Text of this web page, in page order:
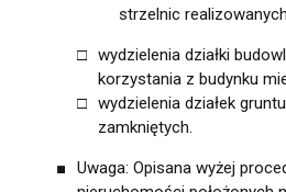
strzelnic
wydzielenia działki
korzystania z budynku
wydzielenia działek
zamkniętych.
Uwaga: Opisana wyżej